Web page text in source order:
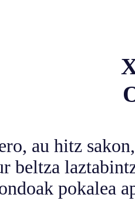
au hitz sakon,
beltza
pokalea